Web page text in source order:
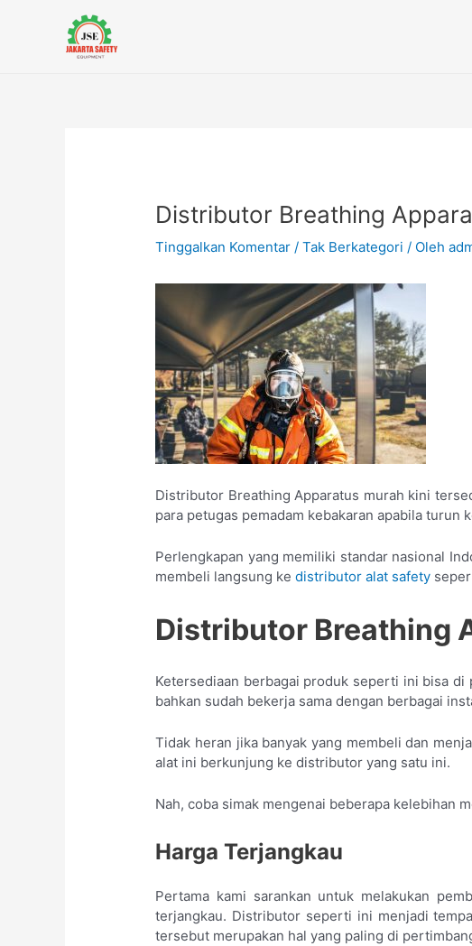
Distributor Breathing
Tinggalkan Komentar /Tak Berkategori / Oleh
Distributor Breathing Apparatus murah kini
para petugas pemadam kebakaran apabila turun
Perlengkapan yang memiliki standar nasional
membeli langsung kedistributor alat safety
Distributor Breathing
Ketersediaan berbagai produk seperti ini bisa
bahkan sudah bekerja sama dengan berbagai
Tidak heran jika banyak yang membeli dan
alat ini berkunjung ke distributor yang satu ini.
Nah, coba simak mengenai beberapa kelebihan
Harga Terjangkau
Pertama kami sarankan untuk melakukan
terjangkau. Distributor seperti ini menjadi
tersebut merupakan hal yang paling di
navigation